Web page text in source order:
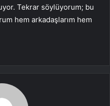
Tekrar söylüyorum; bu
hem arkadaşlarım hem